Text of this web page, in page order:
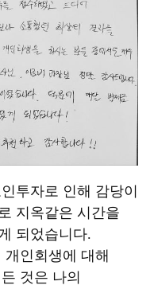
투자로 인해 감당이
지옥같은 시간을
되었습니다.
인회생에 대해
것은 나의